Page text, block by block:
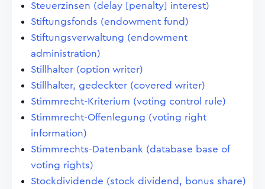
Steuerzinsen (delay [penalty] interest)
Stiftungsfonds (endowment fund)
Stiftungsverwaltung (endowment
administration)
Stillhalter (option writer)
Stillhalter, gedeckter (covered writer)
Stimmrecht-Kriterium (voting control rule)
Stimmrecht-Offenlegung (voting right
information)
Stimmrechts-Datenbank (database base of
voting rights)
Stockdividende (stock dividend, bonus share)